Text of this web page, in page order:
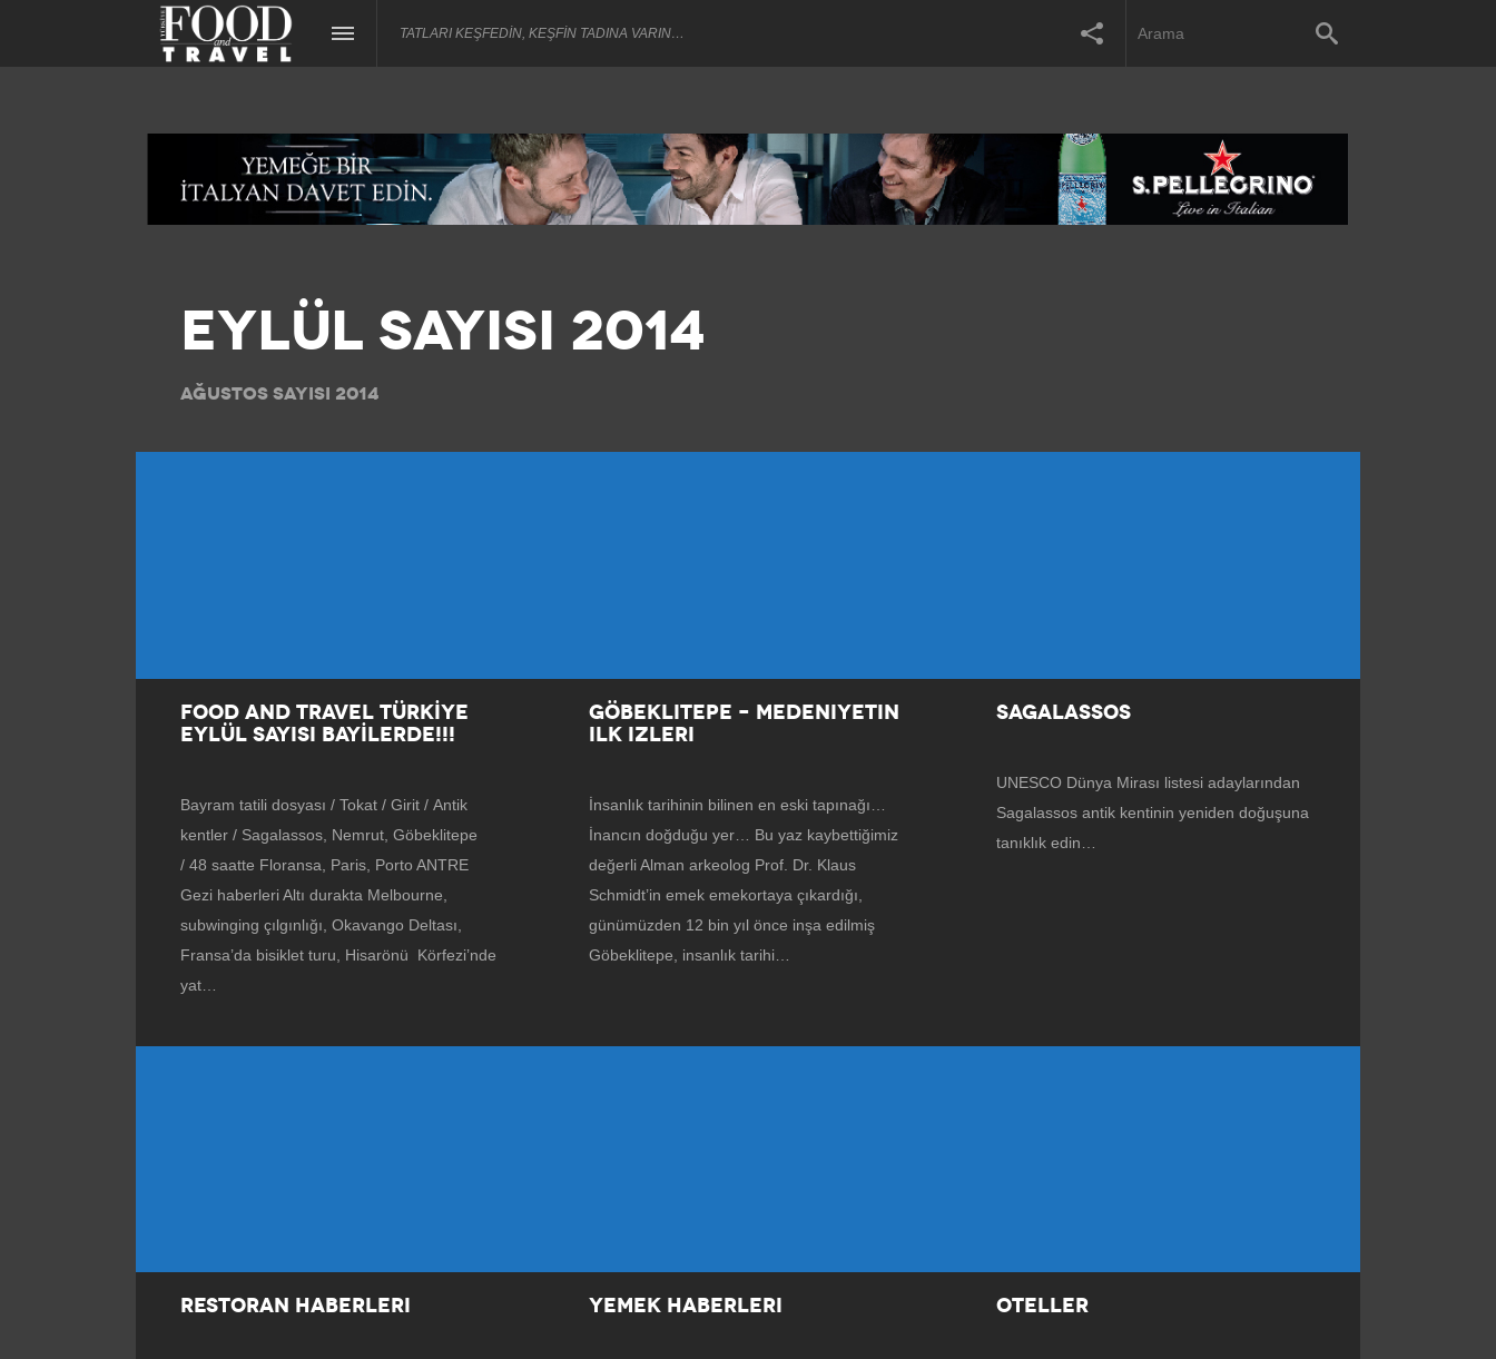
TATLARI KEŞFEDİN, KEŞFİN TADINA VARIN…
EYLÜL SAYISI 2014
AĞUSTOS SAYISI 2014
FOOD AND TRAVEL TÜRKİYE
EYLÜL SAYISI BAYİLERDE!!!
Bayram tatili dosyası / Tokat / Girit / Antik
kentler / Sagalassos, Nemrut, Göbeklitepe
/ 48 saatte Floransa, Paris, Porto ANTRE
Gezi haberleri Altı durakta Melbourne,
subwinging çılgınlığı, Okavango Deltası,
Fransa’da bisiklet turu, Hisarönü Körfezi’nde
yat…
GÖBEKLITEPE – MEDENIYETIN
ILK IZLERI
İnsanlık tarihinin bilinen en eski tapınağı…
İnancın doğduğu yer… Bu yaz kaybettiğimiz
değerli Alman arkeolog Prof. Dr. Klaus
Schmidt’in emek emekortaya çıkardığı,
günümüzden 12 bin yıl önce inşa edilmiş
Göbeklitepe, insanlık tarihi…
SAGALASSOS
UNESCO Dünya Mirası listesi adaylarından
Sagalassos antik kentinin yeniden doğuşuna
tanıklık edin…
RESTORAN HABERLERI YEMEK HABERLERI OTELLER